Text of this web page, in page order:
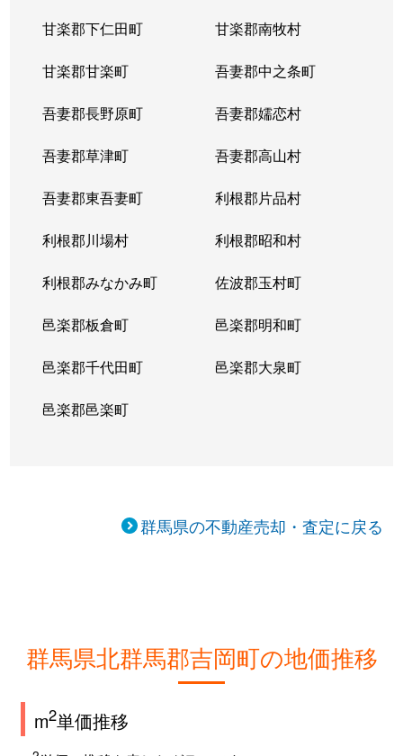
甘楽郡下仁田町 甘楽郡南牧村
甘楽郡甘楽町 吾妻郡中之条町
吾妻郡長野原町 吾妻郡嬬恋村
吾妻郡草津町 吾妻郡高山村
吾妻郡東吾妻町 利根郡片品村
利根郡川場村 利根郡昭和村
利根郡みなかみ町 佐波郡玉村町
邑楽郡板倉町 邑楽郡明和町
邑楽郡千代田町 邑楽郡大泉町
邑楽郡邑楽町
群馬県の不動産売却・査定に戻る
群馬県北群馬郡吉岡町の地価推移
m2単価推移